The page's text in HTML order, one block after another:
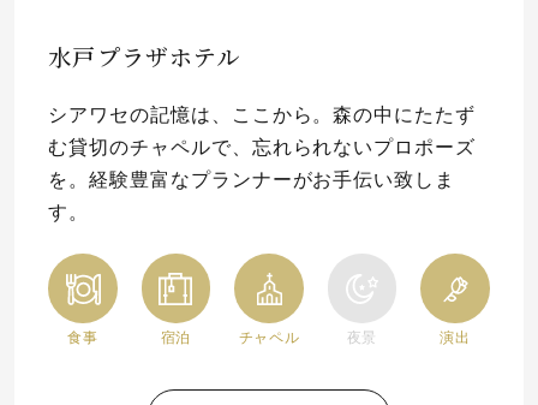
水戸プラザホテル
シアワセの記憶は、ここから。森の中にたたず
む貸切のチャペルで、忘れられないプロポーズ
を。経験豊富なプランナーがお手伝い致しま
す。
食事 宿泊 チャペル 夜景 演出
場所
言葉
I-PRIMO公式オンラインショップ